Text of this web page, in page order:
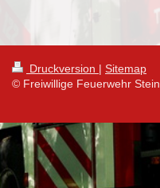
Druckversion | Sitemap
© Freiwillige Feuerwehr Stein